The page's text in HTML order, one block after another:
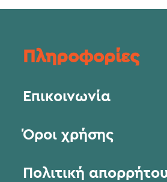
Πληροφορίες
Επικοινωνία
Όροι χρήσης
Πολιτική